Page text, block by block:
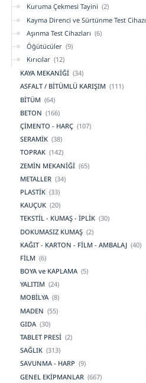
Kuruma Çekmesi Tayini (2)
Kayma Direnci ve Sürtünme Test Cihazı
Aşınma Test Cihazları (6)
Öğütücüler (9)
Kırıcılar (12)
KAYA MEKANİĞİ (34)
ASFALT / BİTÜMLÜ KARIŞIM (111)
BİTÜM (64)
BETON (166)
ÇİMENTO - HARÇ (107)
SERAMİK (38)
TOPRAK (142)
ZEMİN MEKANİĞİ (65)
METALLER (34)
PLASTİK (33)
KAUÇUK (20)
TEKSTİL - KUMAŞ - İPLİK (30)
DOKUMASIZ KUMAŞ (2)
KAĞIT - KARTON - FİLM - AMBALAJ (40)
FİLM (6)
BOYA ve KAPLAMA (5)
YALITIM (24)
MOBİLYA (8)
MADEN (55)
GIDA (30)
TABLET PRESİ (2)
SAĞLIK (313)
SAVUNMA - HARP (9)
GENEL EKİPMANLAR (667)